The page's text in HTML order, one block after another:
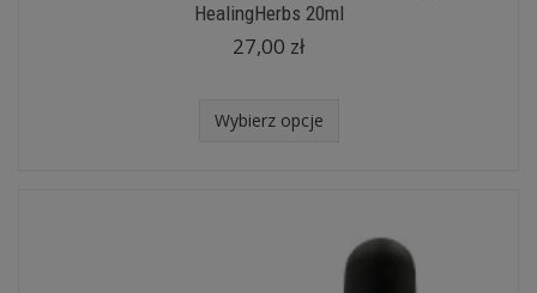
HealingHerbs 20ml
27,00 zł
Wybierz opcje